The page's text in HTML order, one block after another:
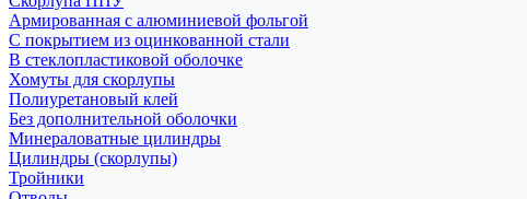
Армированная с алюминиевой фольгой
С покрытием из оцинкованной стали
В стеклопластиковой оболочке
Хомуты для скорлупы
Полиуретановый клей
Без дополнительной оболочки
Минераловатные цилиндры
Цилиндры (скорлупы)
Тройники